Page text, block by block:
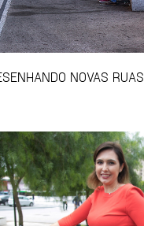
NOVAS RUAS